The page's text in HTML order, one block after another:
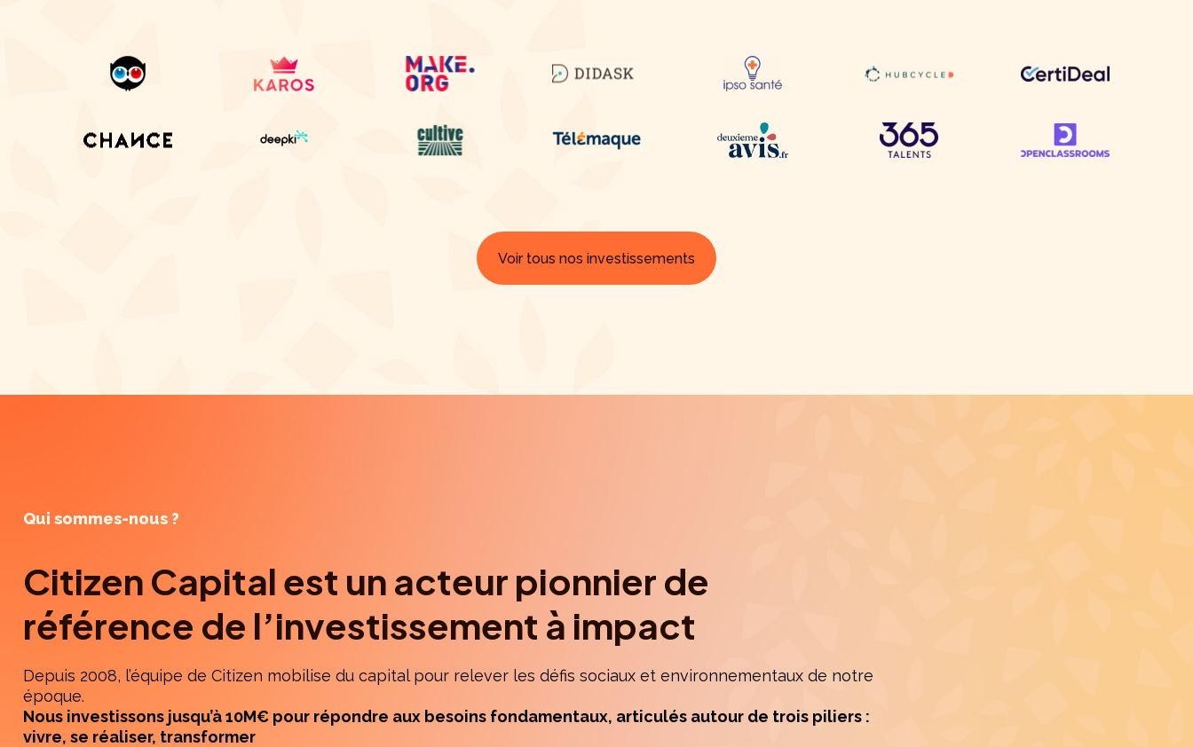
Voir tous nos investissements
Qui sommes-nous ?
Citizen Capital est un acteur pionnier de
référence de l’investissement à impact
Depuis 2008, l’équipe de Citizen mobilise du capital pour relever les défis sociaux et environnementaux de notre
époque.
Nous investissons jusqu’à 10M€ pour répondre aux besoins fondamentaux, articulés autour de trois piliers :
vivre, se réaliser, transformer